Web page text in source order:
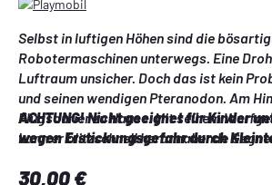
Selbst in luftigen Höhen sind die
Robotermaschinen unterwegs. Eine
Luftraum unsicher. Doch das ist kein
und seinen wendigen Pteranodon. Am
Flugsaurier zu Hause. Mit seinem
kann er blitzschnell herannahende
sein guter Freund Kaidan. Dieses clevere
ACHTUNG! Nicht geeignet für Kinder
wegen Erstickungsgefahr durch
Regulärer Preis:
30,00 €